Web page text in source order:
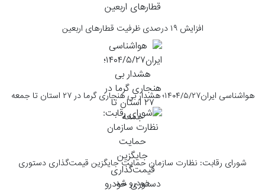
افزایش ۱۹ درصدی ظرفیت قطارهای اربعین
هواشناسی ایران۱۴۰۴/۵/۲۷؛ هشدار بی هنجاری گرما در ۲۷ استان تا جمعه
شورای رقابت: نظارت سازمان حمایت جایگزین قیمت‌گذاری دستوری
خودرو شد